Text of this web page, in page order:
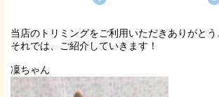
当店のトリミングをご利用いただきありがとう
それでは、ご紹介していきます！
凜ちゃん